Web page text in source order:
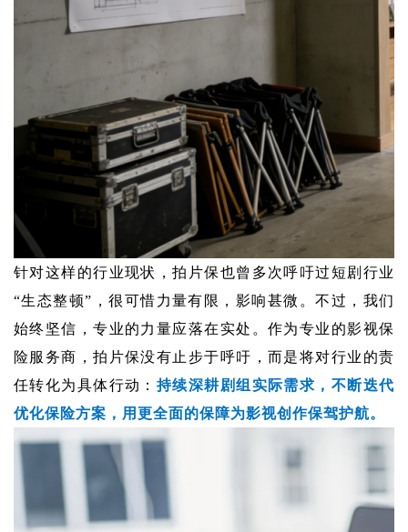
针对这样的行业现状，拍片保也曾多次呼吁过短剧行业
“生态整顿”，很可惜力量有限，影响甚微。不过，我们
始终坚信，专业的力量应落在实处。作为专业的影视保
险服务商，拍片保没有止步于呼吁，而是将对行业的责
任转化为具体行动： 持续深耕剧组实际需求，不断迭代
优化保险方案，用更全面的保障为影视创作保驾护航。